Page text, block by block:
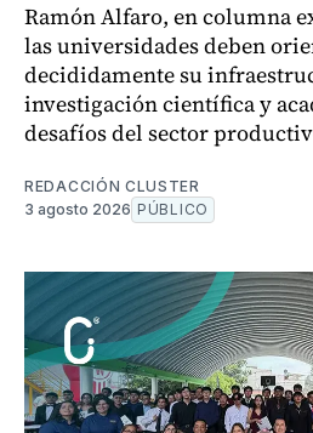
Ramón Alfaro, en columna
las universidades deben
decididamente su
investigación científica y
desafíos del sector
REDACCIÓN CLUSTER
3 agosto 2026 PÚBLICO